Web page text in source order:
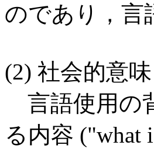
のであり，言
(2) 社会的意
言語使用の
る内容 ("what